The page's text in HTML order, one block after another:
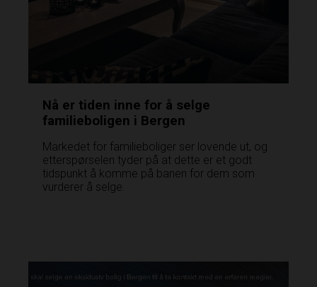
Nå er tiden inne for å selge
familieboligen i Bergen
Markedet for familieboliger ser lovende ut, og
etterspørselen tyder på at dette er et godt
tidspunkt å komme på banen for dem som
vurderer å selge.